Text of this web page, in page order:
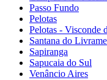
Passo Fundo
Pelotas
Pelotas - Visconde
Santana do
Sapiranga
Sapucaia do Sul
Venâncio Aires